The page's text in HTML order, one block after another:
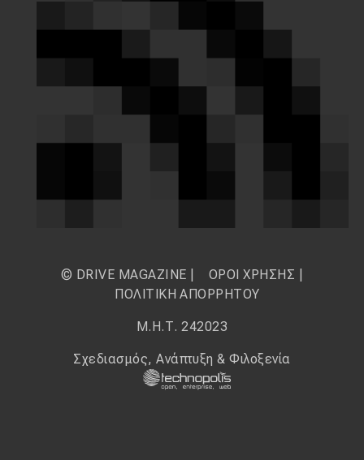
© DRIVE MAGAZINE | ΟΡΟΙ ΧΡΗΣΗΣ
ΠΟΛΙΤΙΚΗ ΑΠΟΡΡΗΤΟΥ
Μ.Η.Τ. 242023
Σχεδιασμός, Ανάπτυξη & Φιλοξενία